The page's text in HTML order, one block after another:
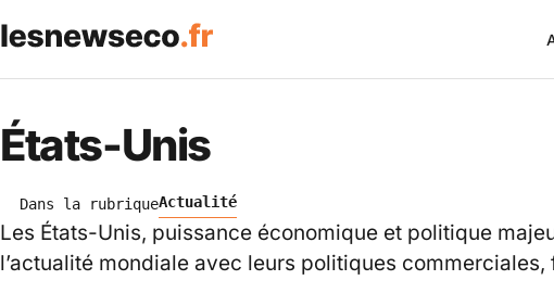
États-Unis
Dans la rubriqueActualité
Les États-Unis, puissance économique et politique
l’actualité mondiale avec leurs politiques